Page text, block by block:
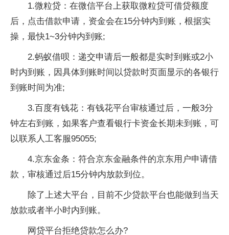
1.微粒贷：在微信平台上获取微粒贷可借贷额度
后，点击借款申请，资金会在15分钟内到账，根据实
操，最快1~3分钟内到账;
2.蚂蚁借呗：递交申请后一般都是实时到账或2小
时内到账，因具体到账时间以贷款时页面显示的各银行
到账时间为准;
3.百度有钱花：有钱花平台审核通过后，一般3分
钟左右到账，如果客户查看银行卡资金长期未到账，可
以联系人工客服95055;
4.京东金条：符合京东金融条件的京东用户申请借
款，审核通过后15分钟内放款到位。
除了上述大平台，目前不少贷款平台也能做到当天
放款或者半小时内到账。
网贷平台拒绝贷款怎么办?